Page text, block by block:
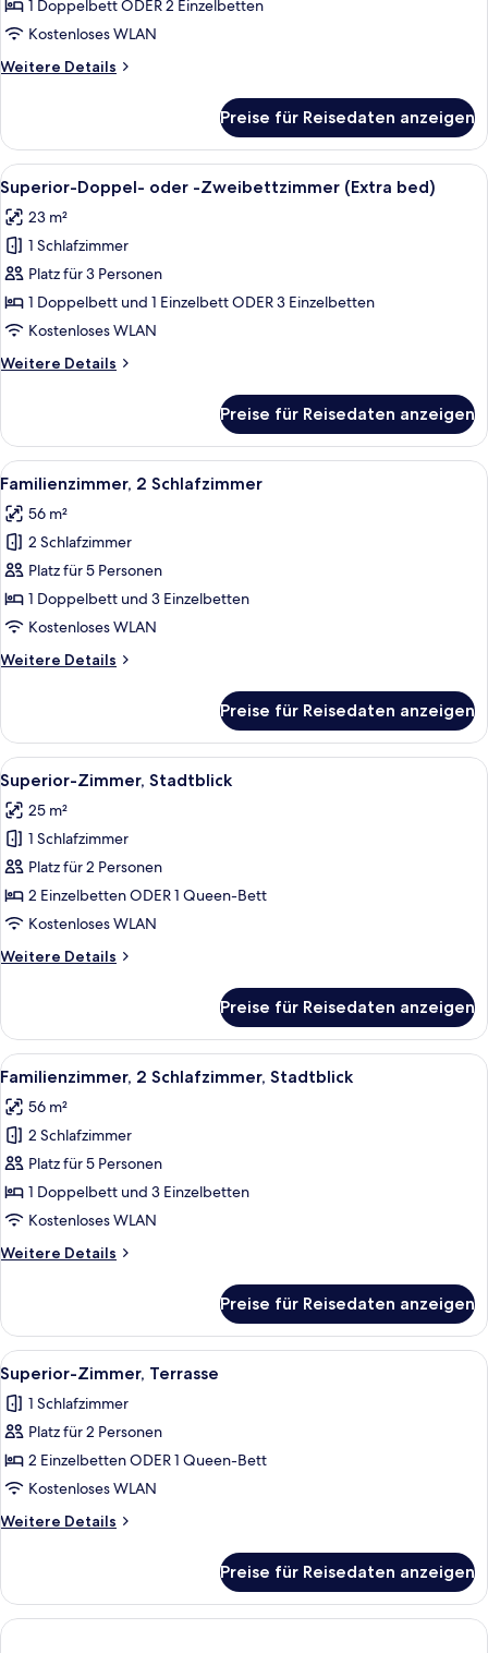
anzeigen
1 Doppelbett ODER 2 Einzelbetten
Kostenloses WLAN
Weitere Details
Weitere
Zimmer,
Terrasse
Preise für Reisedaten anzeigen
Alle
Fotos
für
Superior-
Doppel-
oder
-
(Extra
Ein Hotelzimmer mit zwei Betten,
14
Superior-Doppel- oder -Zweibettzimmer (Extra bed)
23 m²
1 Schlafzimmer
Platz für 3 Personen
1 Doppelbett und 1 Einzelbett ODER 3 Einzelbetten
Kostenloses WLAN
Weitere Details
Weitere
Doppel-
oder
-
(Extra
bed)
Preise für Reisedaten anzeigen
Alle
Fotos
für
Familienzimmer,
2 Schlafzimmer
anzeigen
Daunenbettdecken, Minibar,
11
Familienzimmer, 2 Schlafzimmer
56 m²
2 Schlafzimmer
Platz für 5 Personen
1 Doppelbett und 3 Einzelbetten
Kostenloses WLAN
Weitere Details
Weitere
2 Schlafzimmer
Preise für Reisedaten anzeigen
Alle
Fotos
für
Superior-
Zimmer,
Stadtblick
anzeigen
Ein Hotelzimmer mit Bett,
10
Superior-Zimmer, Stadtblick
25 m²
1 Schlafzimmer
Platz für 2 Personen
2 Einzelbetten ODER 1 Queen-Bett
Kostenloses WLAN
Weitere Details
Weitere
Zimmer,
Stadtblick
Preise für Reisedaten anzeigen
Alle
Fotos
für
Familienzimmer,
2 Schlafzimmer,
Stadtblick
anzeigen
Ein Hotelzimmer mit einem großen
9
Familienzimmer, 2 Schlafzimmer, Stadtblick
56 m²
2 Schlafzimmer
Platz für 5 Personen
1 Doppelbett und 3 Einzelbetten
Kostenloses WLAN
Weitere Details
Weitere
2 Schlafzimmer,
Stadtblick
Preise für Reisedaten anzeigen
Alle
Fotos
für
Superior-
Zimmer,
Terrasse
anzeigen
Ein Hotelzimmer mit einem großen
5
Superior-Zimmer, Terrasse
1 Schlafzimmer
Platz für 2 Personen
2 Einzelbetten ODER 1 Queen-Bett
Kostenloses WLAN
Weitere Details
Weitere
Zimmer,
Terrasse
Preise für Reisedaten anzeigen